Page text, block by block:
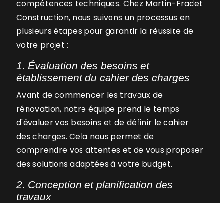
compétences techniques. Chez Martin-Fradet
Construction, nous suivons un processus en
plusieurs étapes pour garantir la réussite de
votre projet :
1. Évaluation des besoins et
établissement du cahier des charges
Avant de commencer les travaux de
rénovation, notre équipe prend le temps
d'évaluer vos besoins et de définir le cahier
des charges. Cela nous permet de
comprendre vos attentes et de vous proposer
des solutions adaptées à votre budget.
2. Conception et planification des
travaux